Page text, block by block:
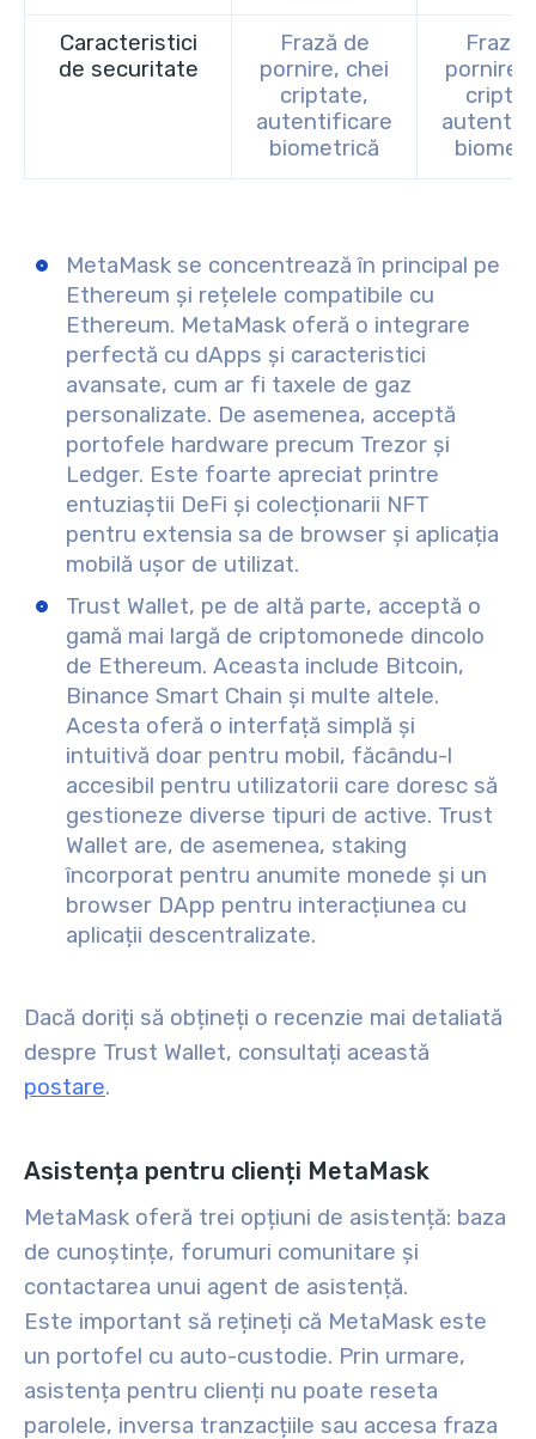
Caracteristici
de securitate
Frază de
pornire, chei
criptate,
autentificare
biometrică
Frază
pornire,
MetaMask se concentrează în principal pe
Ethereum și rețelele compatibile cu
Ethereum. MetaMask oferă o integrare
perfectă cu dApps și caracteristici
avansate, cum ar fi taxele de gaz
personalizate. De asemenea, acceptă
portofele hardware precum Trezor și
Ledger. Este foarte apreciat printre
entuziaștii DeFi și colecționarii NFT
pentru extensia sa de browser și aplicația
mobilă ușor de utilizat.
Trust Wallet, pe de altă parte, acceptă o
gamă mai largă de criptomonede dincolo
de Ethereum. Aceasta include Bitcoin,
Binance Smart Chain și multe altele.
Acesta oferă o interfață simplă și
intuitivă doar pentru mobil, făcându-l
accesibil pentru utilizatorii care doresc să
gestioneze diverse tipuri de active. Trust
Wallet are, de asemenea, staking
încorporat pentru anumite monede și un
browser DApp pentru interacțiunea cu
aplicații descentralizate.
Dacă doriți să obțineți o recenzie mai detaliată
despre Trust Wallet, consultați această
postare.
Asistența pentru clienți MetaMask
MetaMask oferă trei opțiuni de asistență: baza
de cunoștințe, forumuri comunitare și
contactarea unui agent de asistență.
Este important să rețineți că MetaMask este
un portofel cu auto-custodie. Prin urmare,
asistența pentru clienți nu poate reseta
parolele, inversa tranzacțiile sau accesa fraza